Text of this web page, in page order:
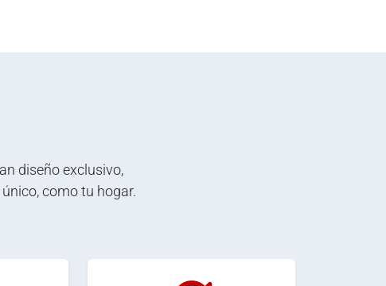
diseño exclusivo,
como tu hogar.